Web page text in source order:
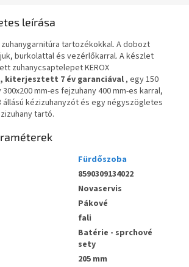
leírása
tartozékokkal. A dobozt
burkolattal és vezérlőkarral. A készlet
zuhanycsaptelepet KEROX
, kiterjesztett 7 év garanciával, egy 150
mm-es fejzuhany 400 mm-es karral,
állású kézizuhanyzót és egy négyszögletes
tartó.
Fürdőszoba
8590309134022
Novaservis
Pákové
fali
Batérie - sprchové
sety
205 mm